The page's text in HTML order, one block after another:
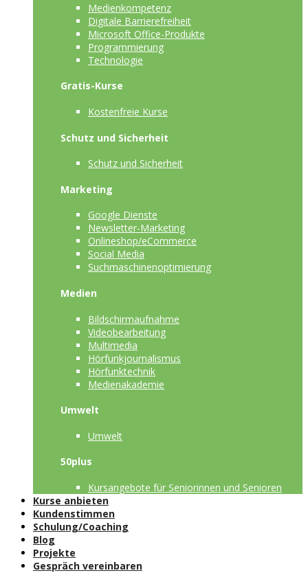
Medienkompetenz
Digitale Barrierefreiheit
Microsoft Office-Produkte
Programmierung
Technologie
Gratis-Kurse
Kostenfreie Kurse
Schutz und Sicherheit
Schutz und Sicherheit
Marketing
Google Dienste
Newsletter-Marketing
Onlineshop/eCommerce
Social Media
Suchmaschinenoptimierung
Medien
Bildschirmaufnahme
Videobearbeitung
Multimedia
Hörfunkjournalismus
Hörfunktechnik
Medienakademie
Umwelt
Umwelt
50plus
Kursangebote für Seniorinnen und Senioren
Kurse anbieten
Kundenstimmen
Schulung/Coaching
Blog
Projekte
Gespräch vereinbaren